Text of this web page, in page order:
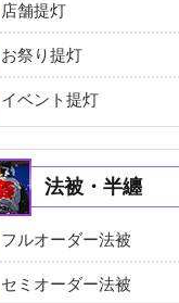
店舗提灯
お祭り提灯
イベント提灯
法被・半纏
フルオーダー法被
セミオーダー法被